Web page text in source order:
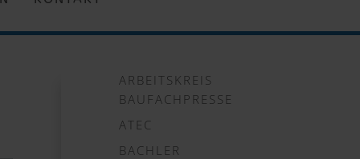
ARBEITSKREIS
BAUFACHPRESSE
ATEC
BACHLER